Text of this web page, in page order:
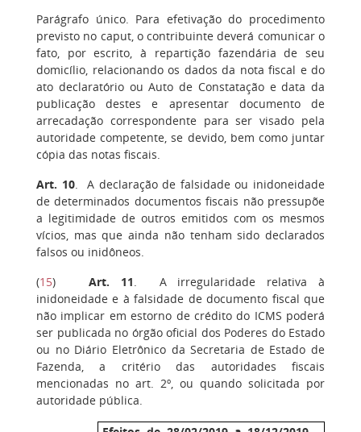
Parágrafo único. Para efetivação do procedimento
previsto no caput, o contribuinte deverá comunicar o
fato, por escrito, à repartição fazendária de seu
domicílio, relacionando os dados da nota fiscal e do
ato declaratório ou Auto de Constatação e data da
publicação destes e apresentar documento de
arrecadação correspondente para ser visado pela
autoridade competente, se devido, bem como juntar
cópia das notas fiscais.
Art. 10. A declaração de falsidade ou inidoneidade
de determinados documentos fiscais não pressupõe
a legitimidade de outros emitidos com os mesmos
vícios, mas que ainda não tenham sido declarados
falsos ou inidôneos.
(15) Art. 11. A irregularidade relativa à
inidoneidade e à falsidade de documento fiscal que
não implicar em estorno de crédito do ICMS poderá
ser publicada no órgão oficial dos Poderes do Estado
ou no Diário Eletrônico da Secretaria de Estado de
Fazenda, a critério das autoridades fiscais
mencionadas no art. 2º, ou quando solicitada por
autoridade pública.